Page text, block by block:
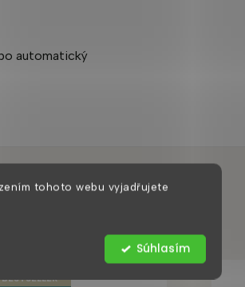
tohoto webu vyjadřujete
Súhlasím
automatický
BESTSELLER